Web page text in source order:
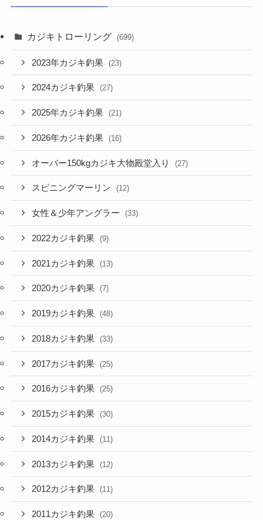
カジキトローリング (699)
2023年カジキ釣果 (23)
2024カジキ釣果 (27)
2025年カジキ釣果 (21)
2026年カジキ釣果 (16)
オーバー150kgカジキ大物殿堂入り (27)
スピニングマーリン (12)
女性＆少年アングラー (33)
2022カジキ釣果 (9)
2021カジキ釣果 (13)
2020カジキ釣果 (7)
2019カジキ釣果 (48)
2018カジキ釣果 (33)
2017カジキ釣果 (25)
2016カジキ釣果 (25)
2015カジキ釣果 (30)
2014カジキ釣果 (11)
2013カジキ釣果 (12)
2012カジキ釣果 (11)
2011カジキ釣果 (20)